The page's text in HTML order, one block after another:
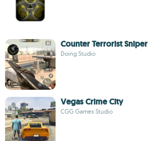
Counter Terrorist
Doing Studio
Vegas Crime City
CGG Games Studio